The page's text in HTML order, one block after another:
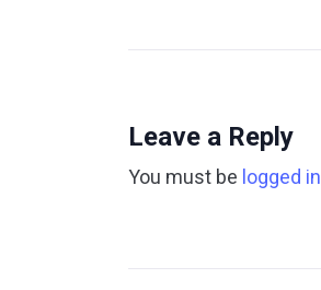
Leave a Reply
You must be logged in